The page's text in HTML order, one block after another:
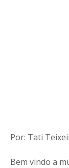
Por: Tati
Bem vindo a